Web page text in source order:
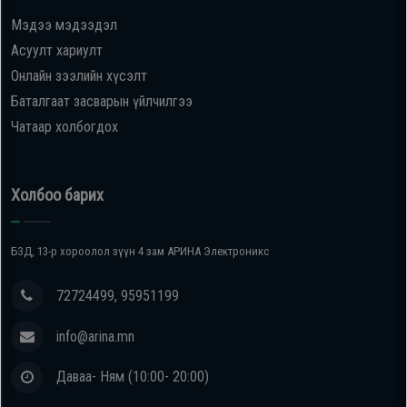
Oppo
Mi
Infinix
Huawei
Ухаалаг
Чихэвч
Мэдээ мэдээдэл
Асуулт хариулт
Онлайн зээлийн хүсэлт
Баталгаат засварын үйлчилгээ
Чатаар холбогдох
Холбоо барих
БЗД, 13-р хороолол зүүн 4 зам АРИНА Электроникс
72724499, 95951199
info@arina.mn
Даваа- Ням (10:00- 20:00)